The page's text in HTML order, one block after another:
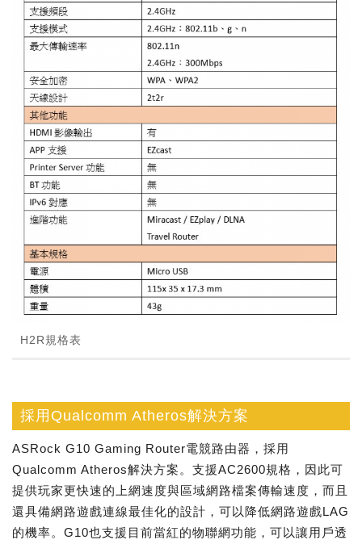
H2R規格表
採用Qualcomm Atheros解決方案
ASRock G10 Gaming Router電競路由器，採用
Qualcomm Atheros解決方案。支援AC2600規格，因此可
提供玩家更快速的上網速度與區域網路檔案傳輸速度，而且
還具備網路遊戲連線最佳化的設計，可以降低網路遊戲LAG
的機率。G10也支援目前當紅的物聯網功能，可以讓用戶透